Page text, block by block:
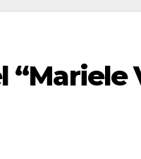
“Mariele